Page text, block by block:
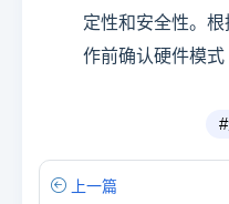
定性和安全性。
作前确认硬件模式
上一篇